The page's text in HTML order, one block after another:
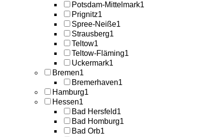
Potsdam-Mittelmark1
Prignitz1
Spree-Neiße1
Strausberg1
Teltow1
Teltow-Fläming1
Uckermark1
Bremen1
Bremerhaven1
Hamburg1
Hessen1
Bad Hersfeld1
Bad Homburg1
Bad Orb1